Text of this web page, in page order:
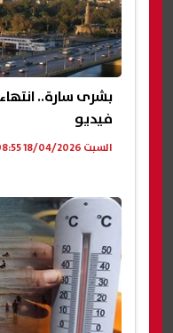
فيديو
السبت 18/04/2026 08:55 م